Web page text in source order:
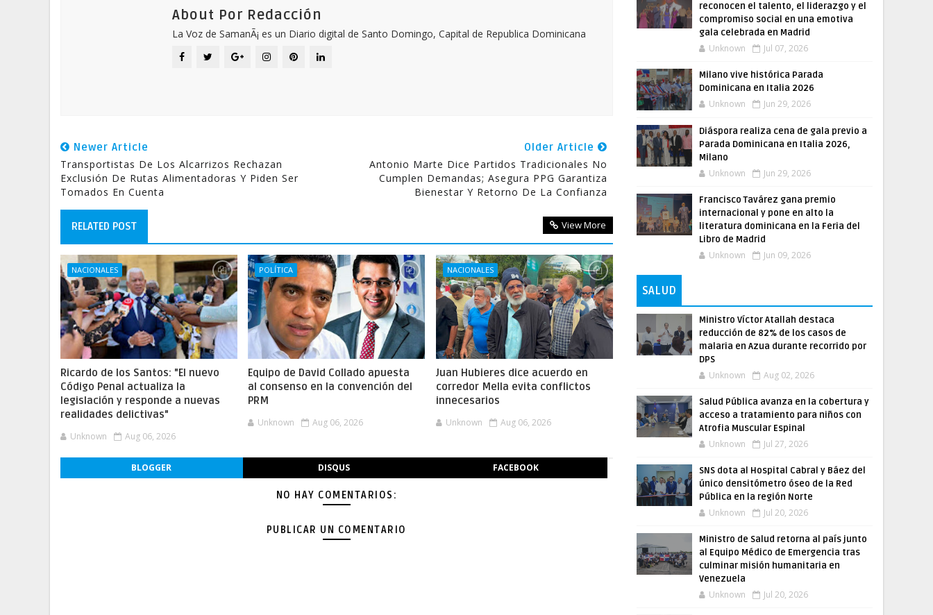
About Por Redacción
La Voz de SamanÃ¡ es un Diario digital de Santo Domingo, Capital de Republica Dominicana
Newer Article
Transportistas De Los Alcarrizos Rechazan
Exclusión De Rutas Alimentadoras Y Piden Ser
Tomados En Cuenta
Older Article
Antonio Marte Dice Partidos Tradicionales No
Cumplen Demandas; Asegura PPG Garantiza
Bienestar Y Retorno De La Confianza
RELATED POST View More
NACIONALES
Ricardo de los Santos: "El nuevo
Código Penal actualiza la
legislación y responde a nuevas
realidades delictivas"
Unknown Aug 06, 2026
POLÍTICA
Equipo de David Collado apuesta
al consenso en la convención del
PRM
Unknown Aug 06, 2026
NACIONALES
Juan Hubieres dice acuerdo en
corredor Mella evita conflictos
innecesarios
Unknown Aug 06, 2026
BLOGGER DISQUS FACEBOOK
NO HAY COMENTARIOS:
PUBLICAR UN COMENTARIO
reconocen el talento, el liderazgo y el
compromiso social en una emotiva
gala celebrada en Madrid
Unknown Jul 07, 2026
Milano vive histórica Parada
Dominicana en Italia 2026
Unknown Jun 29, 2026
Diáspora realiza cena de gala previo a
Parada Dominicana en Italia 2026,
Milano
Unknown Jun 29, 2026
Francisco Tavárez gana premio
internacional y pone en alto la
literatura dominicana en la Feria del
Libro de Madrid
Unknown Jun 09, 2026
SALUD
Ministro Víctor Atallah destaca
reducción de 82% de los casos de
malaria en Azua durante recorrido por
DPS
Unknown Aug 02, 2026
Salud Pública avanza en la cobertura y
acceso a tratamiento para niños con
Atrofia Muscular Espinal
Unknown Jul 27, 2026
SNS dota al Hospital Cabral y Báez del
único densitómetro óseo de la Red
Pública en la región Norte
Unknown Jul 20, 2026
Ministro de Salud retorna al país junto
al Equipo Médico de Emergencia tras
culminar misión humanitaria en
Venezuela
Unknown Jul 20, 2026